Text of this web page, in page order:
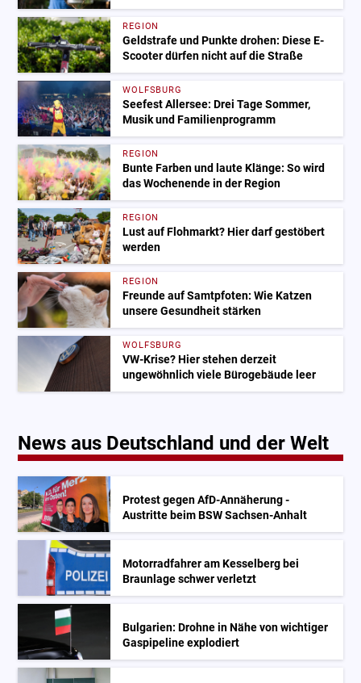
REGION
Geldstrafe und Punkte drohen: Diese E-
Scooter dürfen nicht auf die Straße
WOLFSBURG
Seefest Allersee: Drei Tage Sommer,
Musik und Familienprogramm
REGION
Bunte Farben und laute Klänge: So wird
das Wochenende in der Region
REGION
Lust auf Flohmarkt? Hier darf gestöbert
werden
REGION
Freunde auf Samtpfoten: Wie Katzen
unsere Gesundheit stärken
WOLFSBURG
VW-Krise? Hier stehen derzeit
ungewöhnlich viele Bürogebäude leer
News aus Deutschland und der Welt
Protest gegen AfD-Annäherung -
Austritte beim BSW Sachsen-Anhalt
Motorradfahrer am Kesselberg bei
Braunlage schwer verletzt
Bulgarien: Drohne in Nähe von wichtiger
Gaspipeline explodiert